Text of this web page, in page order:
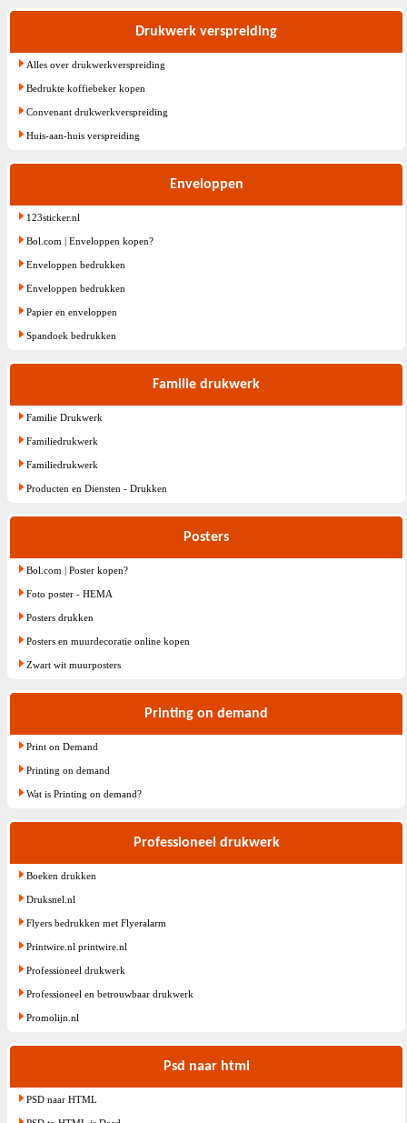
Drukwerk verspreiding
Alles over drukwerkverspreiding
Bedrukte koffiebeker kopen
Convenant drukwerkverspreiding
Huis-aan-huis verspreiding
Enveloppen
123sticker.nl
Bol.com | Enveloppen kopen?
Enveloppen bedrukken
Enveloppen bedrukken
Papier en enveloppen
Spandoek bedrukken
Familie drukwerk
Familie Drukwerk
Familiedrukwerk
Familiedrukwerk
Producten en Diensten - Drukken
Posters
Bol.com | Poster kopen?
Foto poster - HEMA
Posters drukken
Posters en muurdecoratie online kopen
Zwart wit muurposters
Printing on demand
Print on Demand
Printing on demand
Wat is Printing on demand?
Professioneel drukwerk
Boeken drukken
Druksnel.nl
Flyers bedrukken met Flyeralarm
Printwire.nl printwire.nl
Professioneel drukwerk
Professioneel en betrouwbaar drukwerk
Promolijn.nl
Psd naar html
PSD naar HTML